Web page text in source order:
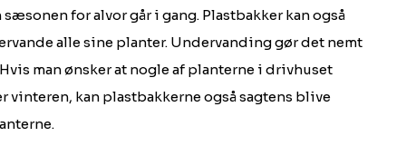
for alvor går i gang. Plastbakker kan også
alle sine planter. Undervanding gør det nemt
man ønsker at nogle af planterne i drivhuset
vinteren, kan plastbakkerne også sagtens blive